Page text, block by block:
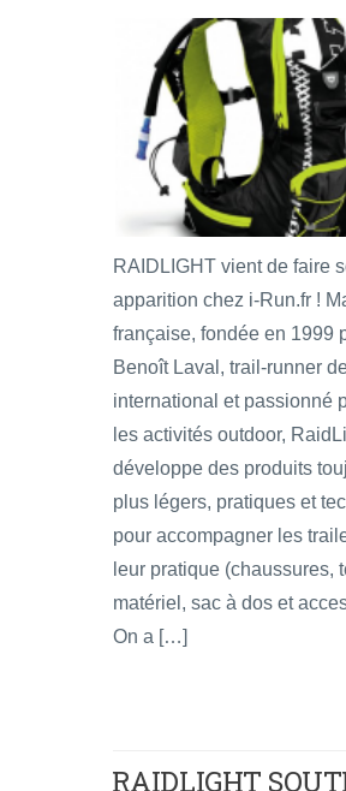
RAIDLIGHT vient de faire
apparition chez i-Run.fr !
française, fondée en 1999
Benoît Laval, trail-runner
international et passionné
les activités outdoor,
développe des produits
plus légers, pratiques et
pour accompagner les
leur pratique (chaussures,
matériel, sac à dos et
On a […]
RAIDLIGHT